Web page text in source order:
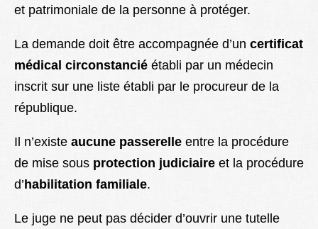
et patrimoniale de la personne à protéger.
La demande doit être accompagnée d’un certificat
médical circonstancié établi par un médecin
inscrit sur une liste établi par le procureur de la
république.
Il n’existe aucune passerelle entre la procédure
de mise sous protection judiciaire et la procédure
d’ habilitation familiale.
Le juge ne peut pas décider d’ouvrir une tutelle